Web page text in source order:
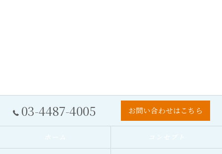
03-4487-4005 お問い合わせはこちら